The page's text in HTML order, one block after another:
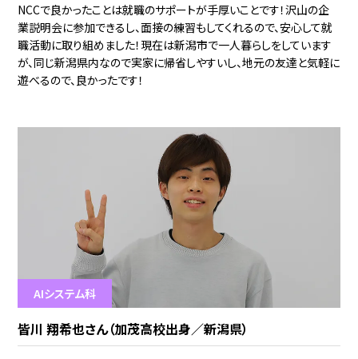
NCCで良かったことは就職のサポートが手厚いことです！沢山の企
業説明会に参加できるし、面接の練習もしてくれるので、安心して就
職活動に取り組めました！現在は新潟市で一人暮らしをしています
が、同じ新潟県内なので実家に帰省しやすいし、地元の友達と気軽に
遊べるので、良かったです！
AIシステム科
皆川 翔希也さん（加茂高校出身／新潟県）